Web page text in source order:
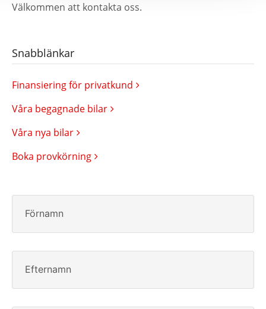
Välkommen att kontakta oss.
Snabblänkar
Finansiering för privatkund
Våra begagnade bilar
Våra nya bilar
Boka provkörning
Förnamn
Efternamn